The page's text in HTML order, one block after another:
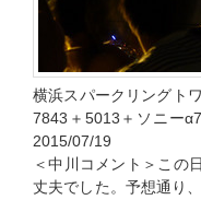
横浜スパークリングト
7843＋5013＋ソニ
2015/07/19
＜中川コメント＞この
丈夫でした。予想通り